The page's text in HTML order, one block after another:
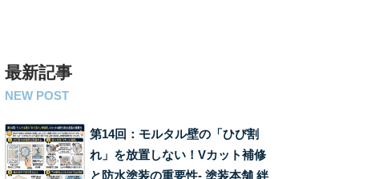
最新記事
NEW POST
第14回：モルタル壁の「ひび割
れ」を放置しない！Vカット補修
と防水塗装の重要性‐ 塗装本舗 絆